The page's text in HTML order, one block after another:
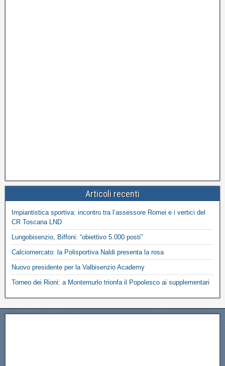
Articoli recenti
Impiantistica sportiva: incontro tra l’assessore Romei e i vertici del
CR Toscana LND
Lungobisenzio, Biffoni: “obiettivo 5.000 posti”
Calciomercato: la Polisportiva Naldi presenta la rosa
Nuovo presidente per la Valbisenzio Academy
Torneo dei Rioni: a Montemurlo trionfa il Popolesco ai supplementari